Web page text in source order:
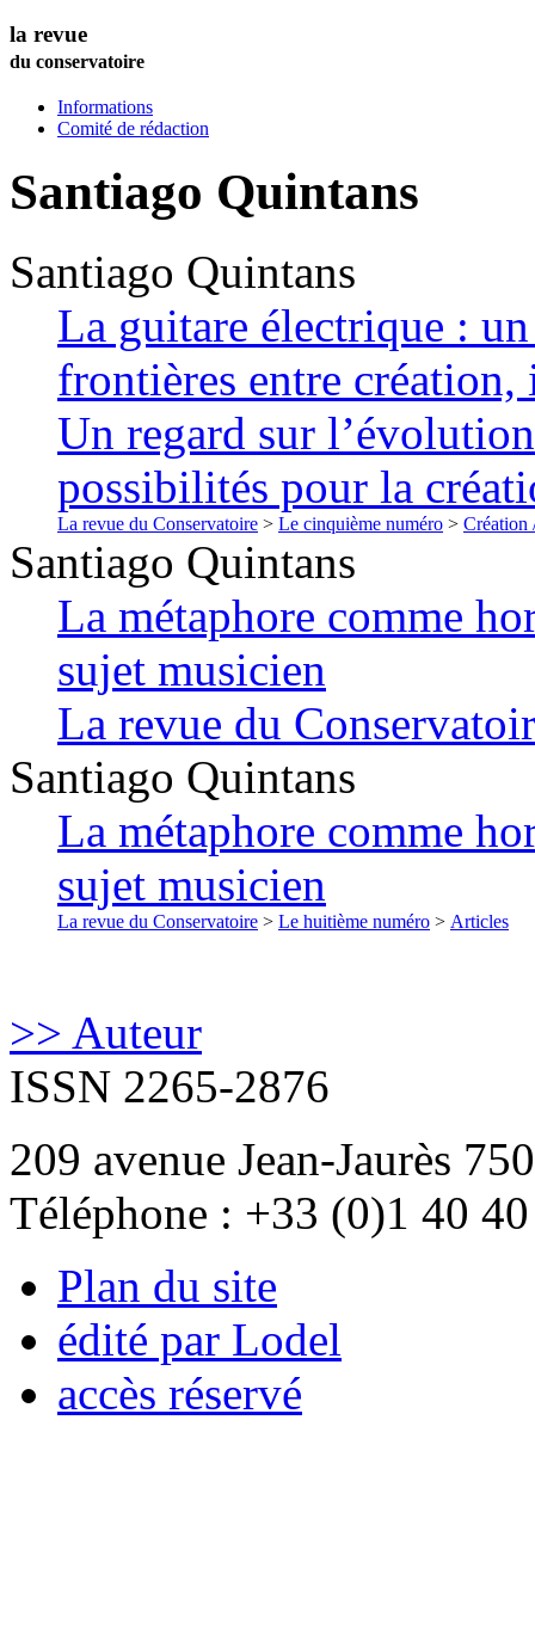
la revue
du conservatoire
Informations
Comité de rédaction
Santiago Quintans
Santiago Quintans
La guitare électrique :
frontières entre
Un regard sur
possibilités pour la
La revue du Conservatoire > Le cinquième numéro > Création
Santiago Quintans
La métaphore comme
sujet musicien
La revue du
Santiago Quintans
La métaphore comme
sujet musicien
La revue du Conservatoire > Le huitième numéro > Articles
>> Auteur
ISSN 2265-2876
209 avenue Jean-Jaurès
Téléphone : +33 (0)1 40
Plan du site
édité par Lodel
accès réservé